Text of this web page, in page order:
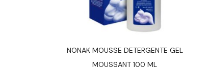
NONAK MOUSSE DETERGENTE GEL
MOUSSANT 100 ML